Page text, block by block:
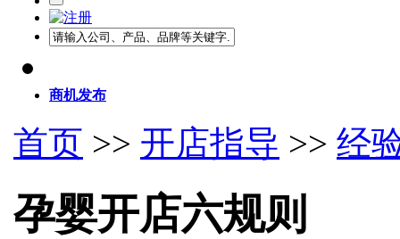
商机发布
首页 >> 开店指导 >> 经
孕婴开店六规则